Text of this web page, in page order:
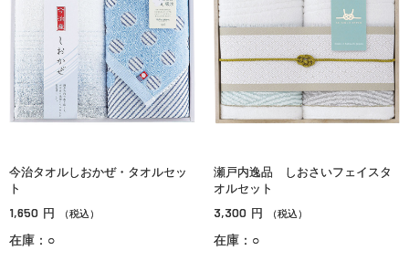
今治タオルしおかぜ・タオルセッ
ト
1,650 円 （税込）
在庫：○
瀬戸内逸品 しおさいフェイスタ
オルセット
3,300 円 （税込）
在庫：○